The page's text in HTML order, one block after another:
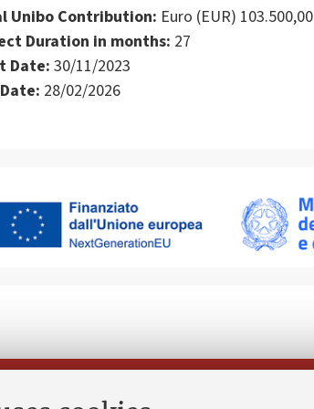
Unibo Contribution: Euro (EUR) 103.500,00
Duration in months: 27
Date: 30/11/2023
28/02/2026